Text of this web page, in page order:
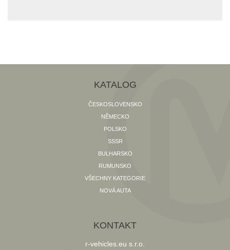
KATALOG
ČESKOSLOVENSKO
NĚMECKO
POLSKO
SSSR
BULHARSKO
RUMUNSKO
VŠECHNY KATEGORIE
NOVÁ AUTA
KONTAKT
r-vehicles.eu s.r.o.